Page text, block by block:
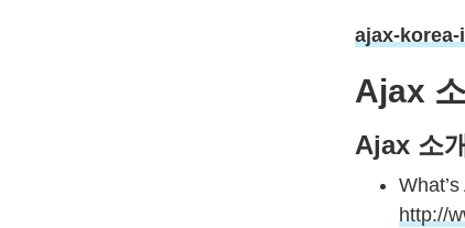
ajax-
Ajax
Ajax 소개
http://